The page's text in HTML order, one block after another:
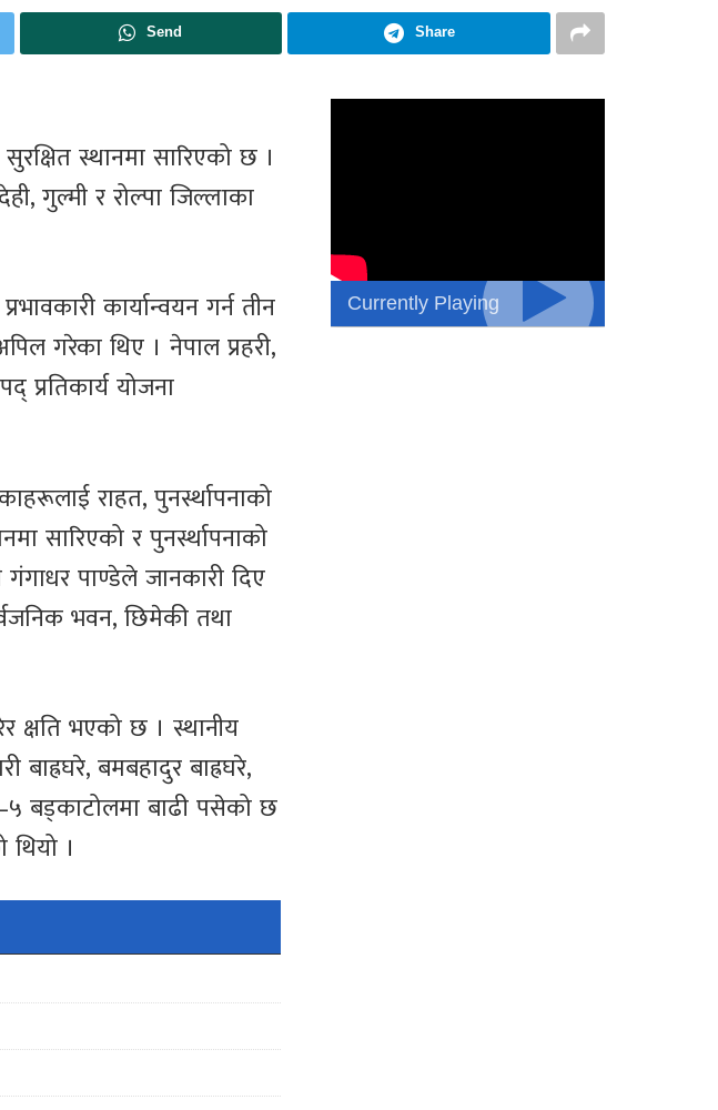
Send Share
स्थानमा सारिएको छ ।
गुल्मी र रोल्पा जिल्लाका
कार्यान्वयन गर्न तीन
गरेका थिए । नेपाल प्रहरी,
प्रतिकार्य योजना
राहत, पुनर्स्थापनाको
सारिएको र पुनर्स्थापनाको
पाण्डेले जानकारी दिए
भवन, छिमेकी तथा
क्षति भएको छ । स्थानीय
बमबहादुर बाह्रघरे,
बड्काटोलमा बाढी पसेको छ
।
Currently Playing